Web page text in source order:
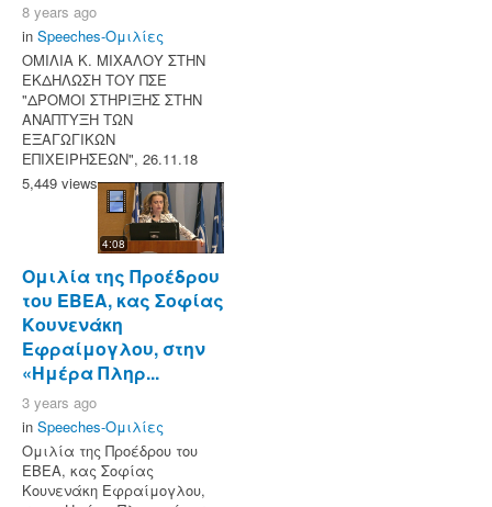
8 years ago
in Speeches-Ομιλίες
ΟΜΙΛΙΑ Κ. ΜΙΧΑΛΟΥ ΣΤΗΝ
ΕΚΔΗΛΩΣΗ ΤΟΥ ΠΣΕ
"ΔΡΟΜΟΙ ΣΤΗΡΙΞΗΣ ΣΤΗΝ
ΑΝΑΠΤΥΞΗ ΤΩΝ
ΕΞΑΓΩΓΙΚΩΝ
ΕΠΙΧΕΙΡΗΣΕΩΝ", 26.11.18
5,449 views
4:08
Ομιλία της Προέδρου
του ΕΒΕΑ, κας Σοφίας
Κουνενάκη
Εφραίμογλου, στην
«Ημέρα Πληρ...
3 years ago
in Speeches-Ομιλίες
Ομιλία της Προέδρου του
ΕΒΕΑ, κας Σοφίας
Κουνενάκη Εφραίμογλου,